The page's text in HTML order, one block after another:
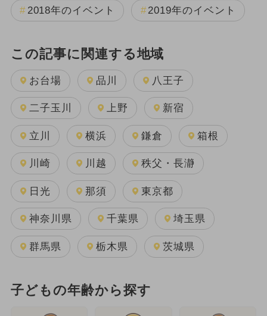
2018年のイベント 2019年のイベント
この記事に関連する地域
お台場 品川 八王子
二子玉川 上野 新宿
立川 横浜 鎌倉 箱根
川崎 川越 秩父・長瀞
日光 那須 東京都
神奈川県 千葉県 埼玉県
群馬県 栃木県 茨城県
子どもの年齢から探す